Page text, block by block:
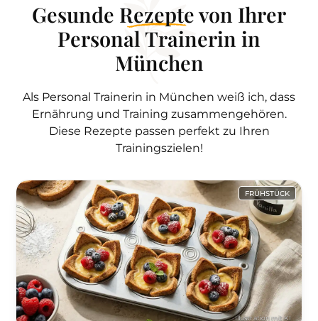
Gesunde Rezeptevon Ihrer
Personal Trainerin in
München
Als Personal Trainerin in München weiß ich, dass
Ernährung und Training zusammengehören.
Diese Rezepte passen perfekt zu Ihren
Trainingszielen!
FRÜHSTÜCK